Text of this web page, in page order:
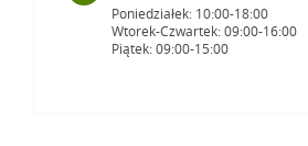
Poniedziałek: 10:00-18:00
Wtorek-Czwartek: 09:00-16:00
Piątek: 09:00-15:00